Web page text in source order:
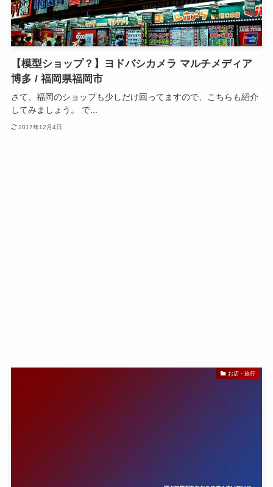
【模型ショップ？】ヨドバシカメラ マルチメディア
博多 / 福岡県福岡市
さて、福岡のショップも少しだけ回ってますので、こちらも紹介
してみましょう。 で...
2017年12月4日
お店・旅行